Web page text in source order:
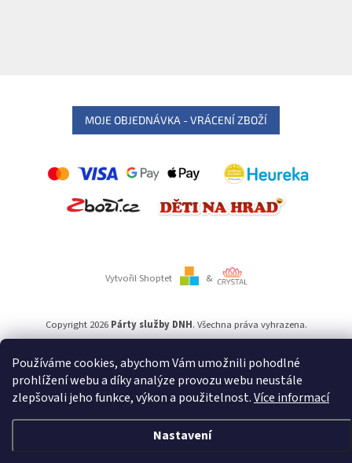
Používáme cookies, abychom Vám umožnili pohodlné
prohlížení webu a díky analýze provozu webu neustále
zlepšovali jeho funkce, výkon a použitelnost.Více informací
Nastavení
MOJE OBJEDNÁVKA - VRÁCENÍ ZBOŽÍ
Vytvořil Shoptet &
Copyright 2026 Párty služby DNH. Všechna práva vyhrazena.
Používámeověření věku Adulto